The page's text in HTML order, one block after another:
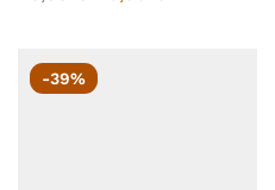
-39%